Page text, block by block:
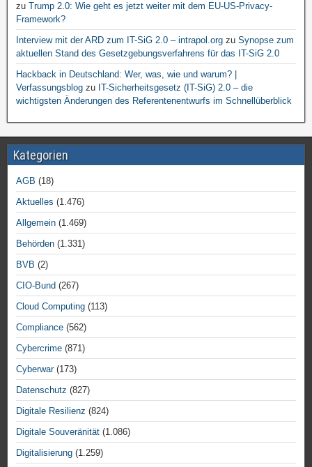
zu Trump 2.0: Wie geht es jetzt weiter mit dem EU-US-Privacy-
Framework?
Interview mit der ARD zum IT-SiG 2.0 – intrapol.org zu Synopse zum
aktuellen Stand des Gesetzgebungsverfahrens für das IT-SiG 2.0
Hackback in Deutschland: Wer, was, wie und warum? |
Verfassungsblog zu IT-Sicherheitsgesetz (IT-SiG) 2.0 – die
wichtigsten Änderungen des Referentenentwurfs im Schnellüberblick
Kategorien
AGB (18)
Aktuelles (1.476)
Allgemein (1.469)
Behörden (1.331)
BVB (2)
CIO-Bund (267)
Cloud Computing (113)
Compliance (562)
Cybercrime (871)
Cyberwar(173)
Datenschutz (827)
Digitale Resilienz (824)
Digitale Souveränität (1.086)
Digitalisierung (1.259)